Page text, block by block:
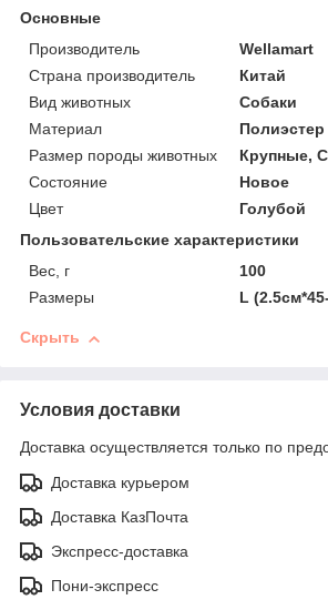
Основные
Производитель
Wellamart
Страна производитель
Китай
Вид животных
Собаки
Материал
Полиэстер
Размер породы животных
Крупные,
Состояние
Новое
Цвет
Голубой
Пользовательские характеристики
Вес, г
100
Размеры
L
Скрыть
Условия доставки
Доставка осуществляется только по
Доставка курьером
Доставка КазПочта
Экспресс-доставка
Пони-экспресс